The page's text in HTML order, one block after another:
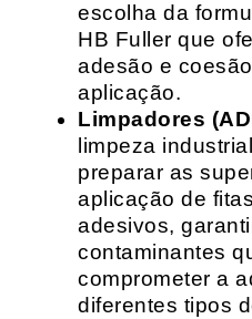
escolha da
HB Fuller que
adesão e
aplicação.
Limpadores
limpeza
preparar as
aplicação de
adesivos,
contaminantes
comprometer a
diferentes tipos